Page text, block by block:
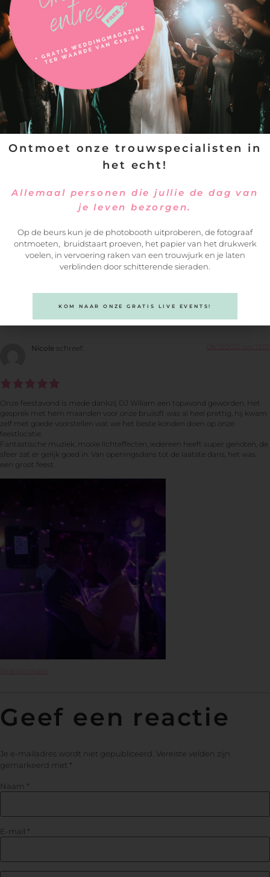
Delen
Eén reactie
Nicole schreef:
Onze feestavond is mede dankzij DJ Wiliam een topavond geworden. Het
gesprek met hem maanden voor onze bruiloft was al heel prettig, hij kwam
zelf met goede voorstellen wat we het beste konden doen op onze
feestlocatie.
Fantastische muziek, mooie lichteffecten, iedereen heeft super genoten, de
sfeer zat er gelijk goed in. Van openingsdans tot de laatste dans, het was
een groot feest.
Beantwoorden
Geef een reactie
Je e-mailadres wordt niet gepubliceerd. Vereiste velden zijn
gemarkeerd met *
Naam *
E-mail *
Ontmoet onze trouwspecialisten in
het echt!
Allemaal personen die jullie de dag van
je leven bezorgen.
Op de beurs kun je de photobooth uitproberen, de fotograaf
ontmoeten, bruidstaart proeven, het papier van het drukwerk
voelen, in vervoering raken van een trouwjurk en je laten
verblinden door schitterende sieraden.
KOM NAAR ONZE GRATIS LIVE EVENTS!